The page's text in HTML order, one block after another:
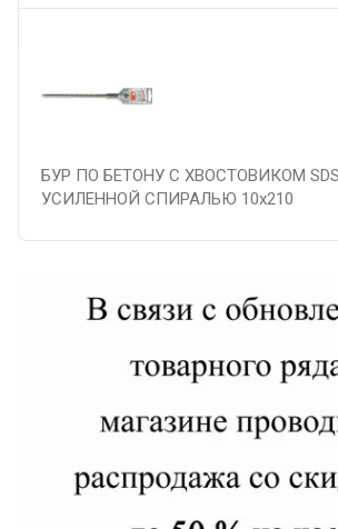
БУР ПО БЕТОНУ С ХВОСТОВИКОМ
УСИЛЕННОЙ СПИРАЛЬЮ 10х210